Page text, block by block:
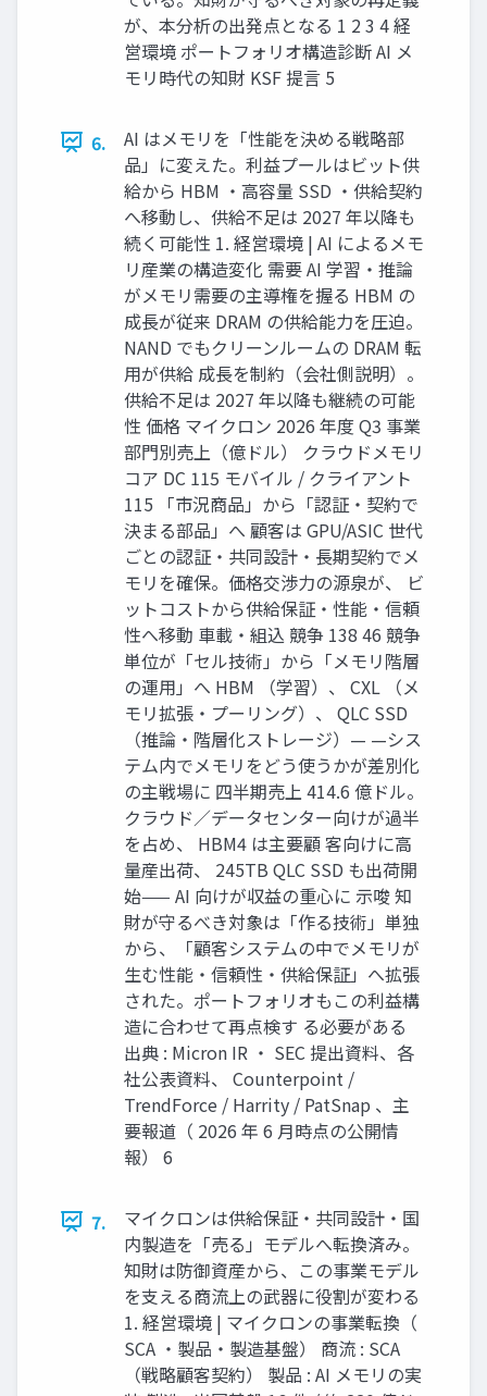
が、本分析の出発点となる 1 2 3 4 経
営環境 ポートフォリオ構造診断 AI メ
モリ時代の知財 KSF 提言 5
6.
AI はメモリを「性能を決める戦略部
品」に変えた。利益プールはビット供
給から HBM ・高容量 SSD ・供給契約
へ移動し、供給不足は 2027 年以降も
続く可能性 1. 経営環境 | AI によるメモ
リ産業の構造変化 需要 AI 学習・推論
がメモリ需要の主導権を握る HBM の
成長が従来 DRAM の供給能力を圧迫。
NAND でもクリーンルームの DRAM 転
用が供給 成長を制約（会社側説明）。
供給不足は 2027 年以降も継続の可能
性 価格 マイクロン 2026 年度 Q3 事業
部門別売上（億ドル） クラウドメモリ
コア DC 115 モバイル / クライアント
115 「市況商品」から「認証・契約で
決まる部品」へ 顧客は GPU/ASIC 世代
ごとの認証・共同設計・長期契約でメ
モリを確保。価格交渉力の源泉が、 ビ
ットコストから供給保証・性能・信頼
性へ移動 車載・組込 競争 138 46 競争
単位が「セル技術」から「メモリ階層
の運用」へ HBM （学習）、 CXL （メ
モリ拡張・プーリング）、 QLC SSD
（推論・階層化ストレージ）— —シス
テム内でメモリをどう使うかが差別化
の主戦場に 四半期売上 414.6 億ドル。
クラウド／データセンター向けが過半
を占め、 HBM4 は主要顧 客向けに高
量産出荷、 245TB QLC SSD も出荷開
始—— AI 向けが収益の重心に 示唆 知
財が守るべき対象は「作る技術」単独
から、「顧客システムの中でメモリが
生む性能・信頼性・供給保証」へ拡張
された。ポートフォリオもこの利益構
造に合わせて再点検す る必要がある
出典 : Micron IR ・ SEC 提出資料、各
社公表資料、 Counterpoint /
TrendForce / Harrity / PatSnap 、主
要報道（ 2026 年 6 月時点の公開情
報） 6
7.
マイクロンは供給保証・共同設計・国
内製造を「売る」モデルへ転換済み。
知財は防御資産から、この事業モデル
を支える商流上の武器に役割が変わる
1. 経営環境 | マイクロンの事業転換（
SCA ・製品・製造基盤） 商流 : SCA
（戦略顧客契約） 製品 : AI メモリの実